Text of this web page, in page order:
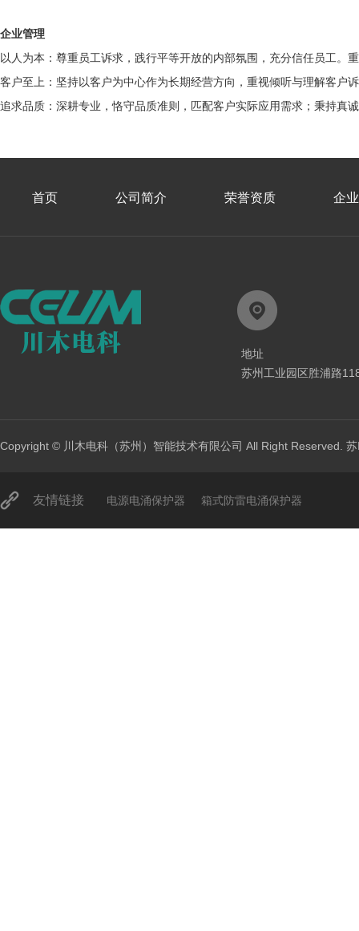
企业管理
以人为本：尊重员工诉求，践行平等开放的内部氛围，充分信任员工。
客户至上：坚持以客户为中心作为长期经营方向，重视倾听与理解客户
追求品质：深耕专业，恪守品质准则，匹配客户实际应用需求；秉持真
首页 公司简介 荣誉资质 企
地址
苏州工业园区胜浦路
Copyright © 川木电科（苏州）智能技术有限公司 All Right Reserved.
友情链接 电源电涌保护器 箱式防雷电涌保护器